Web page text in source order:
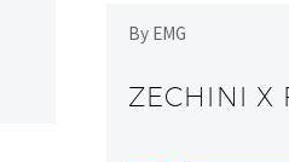
By EMG
ZECHINI X